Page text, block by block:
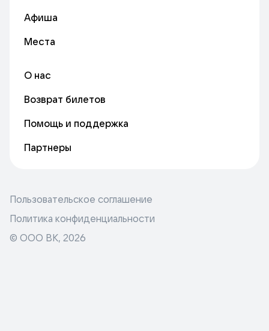
Афиша
Места
О нас
Возврат билетов
Помощь и поддержка
Партнеры
Пользовательское соглашение
Политика конфиденциальности
© ООО ВК, 2026